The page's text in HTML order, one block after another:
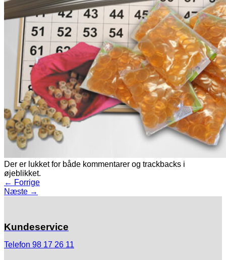
Der er lukket for både kommentarer og trackbacks i
øjeblikket.
← Forrige
Næste →
Kundeservice
Telefon 98 17 26 11